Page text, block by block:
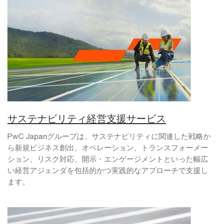
サステナビリティ経営支援サービス
PwC Japanグループは、サステナビリティに関連した戦略か
ら新規ビジネス創出、オペレーション、トランスフォーメー
ション、リスク対応、開示・エンゲージメントといった幅広
い経営アジェンダを包括的かつ実践的なアプローチで支援し
ます。